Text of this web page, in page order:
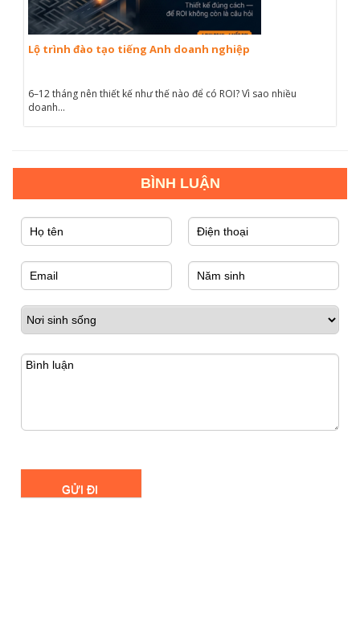
Lộ trình đào tạo tiếng Anh doanh nghiệp
6–12 tháng nên thiết kế như thế nào để có ROI? Vì sao nhiều
doanh...